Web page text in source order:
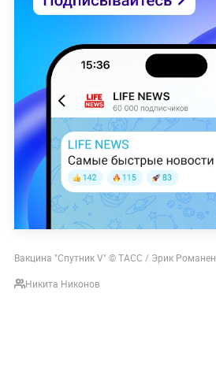
Вакцина "Спутник V" © ТАСС / Эрик
Никита Никонов